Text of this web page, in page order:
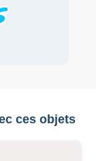
ces objets